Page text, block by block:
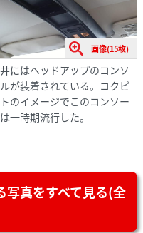
画像(15枚)
にはヘッドアップのコンソ
が装着されている。コクピ
のイメージでこのコンソー
一時期流行した。
写真をすべて見る(全